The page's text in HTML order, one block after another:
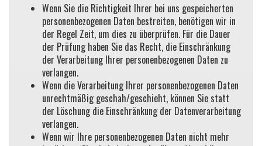
Wenn Sie die Richtigkeit Ihrer bei uns gespeicherten
personenbezogenen Daten bestreiten, benötigen wir in
der Regel Zeit, um dies zu überprüfen. Für die Dauer
der Prüfung haben Sie das Recht, die Einschränkung
der Verarbeitung Ihrer personenbezogenen Daten zu
verlangen.
Wenn die Verarbeitung Ihrer personenbezogenen Daten
unrechtmäßig geschah/geschieht, können Sie statt
der Löschung die Einschränkung der Datenverarbeitung
verlangen.
Wenn wir Ihre personenbezogenen Daten nicht mehr